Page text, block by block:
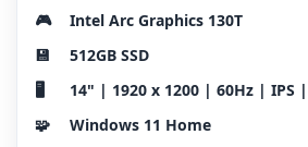
🎮
Intel Arc Graphics 130T
💾
512GB SSD
🖥️
14" | 1920 x 1200 | 60Hz | IPS
🧩
Windows 11 Home